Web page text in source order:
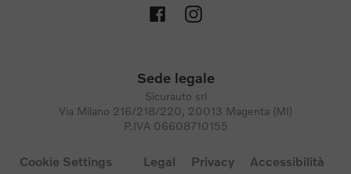
Sede legale
Sicurauto srl
Via Milano 216/218/220, 20013 Magenta (MI)
P.IVA 06608710155
Cookie Settings Legal Privacy Accessibilità